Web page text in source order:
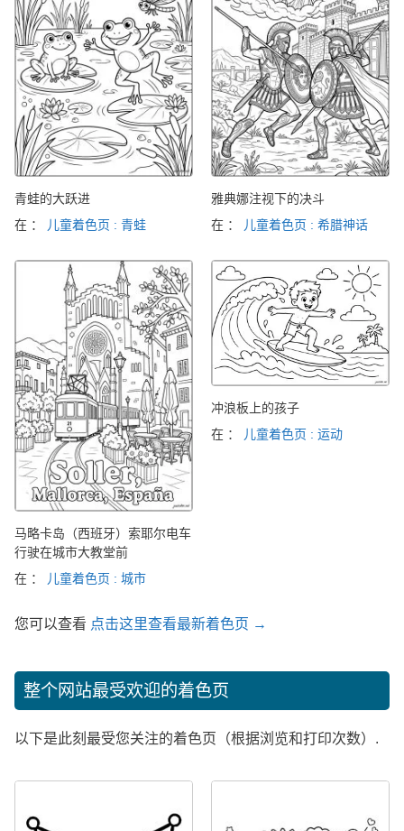
青蛙的大跃进
在 ：
儿童着色页 : 青蛙
雅典娜注视下的决斗
在 ：
儿童着色页 : 希腊神话
马略卡岛（西班牙）索耶尔电车
行驶在城市大教堂前
在 ：
儿童着色页 : 城市
冲浪板上的孩子
在 ：
儿童着色页 : 运动
您可以查看 点击这里查看最新着色页 →
整个网站最受欢迎的着色页
以下是此刻最受您关注的着色页（根据浏览和打印次数）.